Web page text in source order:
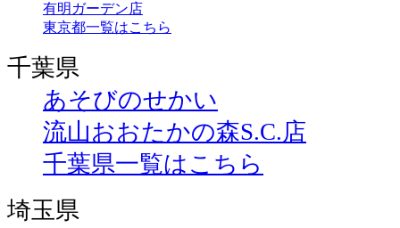
有明ガーデン店
東京都一覧はこちら
千葉県
あそびのせかい
流山おおたかの森S.C.店
千葉県一覧はこちら
埼玉県